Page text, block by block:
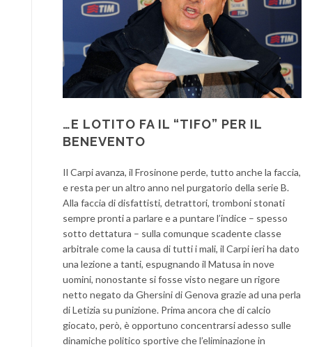
…E LOTITO FA IL “TIFO” PER IL
BENEVENTO
Il Carpi avanza, il Frosinone perde, tutto anche la faccia,
e resta per un altro anno nel purgatorio della serie B.
Alla faccia di disfattisti, detrattori, tromboni stonati
sempre pronti a parlare e a puntare l’indice – spesso
sotto dettatura – sulla comunque scadente classe
arbitrale come la causa di tutti i mali, il Carpi ieri ha dato
una lezione a tanti, espugnando il Matusa in nove
uomini, nonostante si fosse visto negare un rigore
netto negato da Ghersini di Genova grazie ad una perla
di Letizia su punizione. Prima ancora che di calcio
giocato, però, è opportuno concentrarsi adesso sulle
dinamiche politico sportive che l’eliminazione in